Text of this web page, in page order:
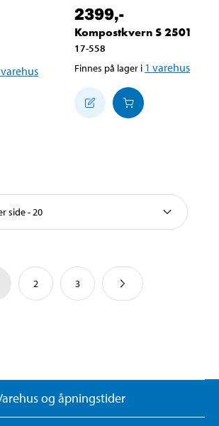
varehus
2399,-
Kompostkvern S 2501
17-558
Finnes på lager i 1 varehus
side - 20
2 3
og åpningstider